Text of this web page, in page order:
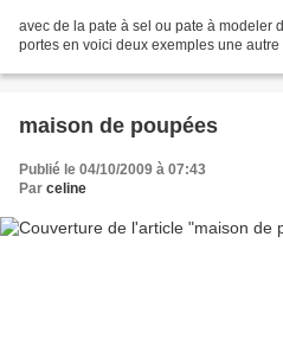
avec de la pate à sel ou pate à modeler
portes en voici deux exemples une autre
maison de poupées
Publié le 04/10/2009 à 07:43
Par celine